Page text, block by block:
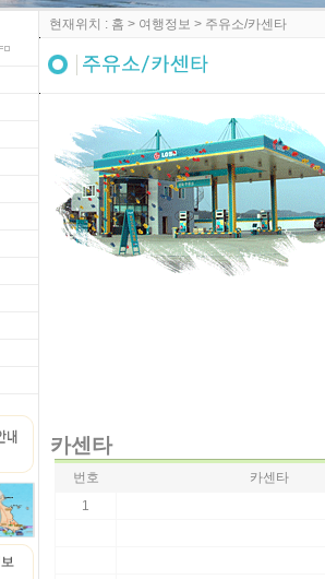
현재위치 : 홈 > 여행정보 > 주유소/카센타
카센타
번호
카센타
1